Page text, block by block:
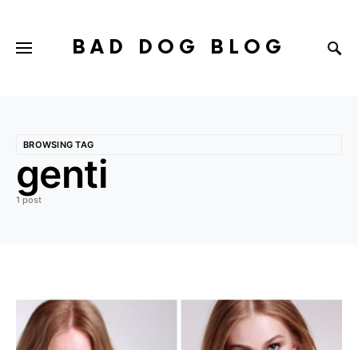
BAD DOG BLOG
BROWSING TAG
genti
1 post